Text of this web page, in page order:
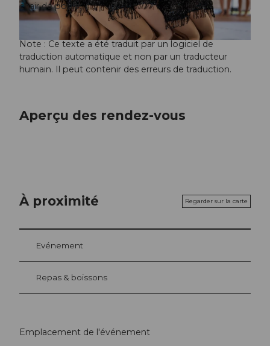
© Guidle.com
© Guidle.com
chair de poule.
Note : Ce texte a été traduit par un logiciel de
traduction automatique et non par un traducteur
humain. Il peut contenir des erreurs de traduction.
Aperçu des rendez-vous
À proximité Regarder sur la carte
Evénement
Repas & boissons
Emplacement de l'événement